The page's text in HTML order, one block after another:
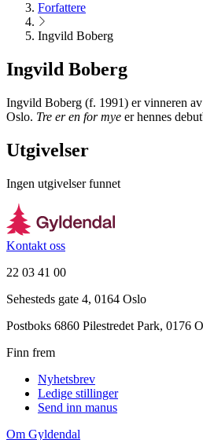
Forfattere
Ingvild Boberg
Ingvild Boberg
Ingvild Boberg (f. 1991) er vinneren
Oslo. Tre er en for mye er hennes
Utgivelser
Ingen utgivelser funnet
Kontakt oss
22 03 41 00
Sehesteds gate 4, 0164 Oslo
Postboks 6860 Pilestredet Park, 0176
Finn frem
Nyhetsbrev
Ledige stillinger
Send inn manus
Om Gyldendal